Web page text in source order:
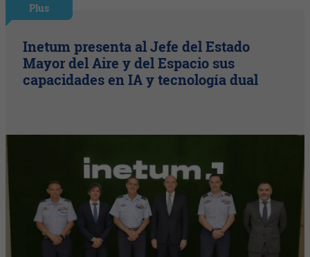
Plus
Inetum presenta al Jefe del Estado
Mayor del Aire y del Espacio sus
capacidades en IA y tecnología dual